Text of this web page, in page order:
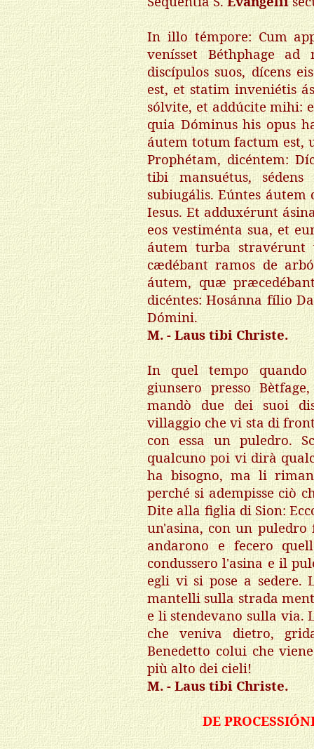
In illo témpore: Cum
venísset Béthphage
discípulos suos, dícens
est, et statim inveniétis
sólvite, et addúcite mihi:
quia Dóminus his opus
áutem totum factum est,
Prophétam, dicéntem:
tibi mansuétus,
subiugális. Eúntes
Iesus. Et adduxérunt
eos vestiménta sua, et
áutem turba
cædébant ramos de
áutem, quæ
dicéntes: Hosánna fílio
Dómini.
M. - Laus tibi Christe.
In quel tempo
giunsero presso
mandò due dei suoi
villaggio che vi sta di
con essa un puledro.
qualcuno poi vi dirà
ha bisogno, ma li
perché si adempisse ciò
Dite alla figlia di Sion:
un'asina, con un
andarono e fecero
condussero l'asina e il
egli vi si pose a sedere.
mantelli sulla strada
e li stendevano sulla via.
che veniva dietro,
Benedetto colui che
più alto dei cieli!
M. - Laus tibi Christe.
DE